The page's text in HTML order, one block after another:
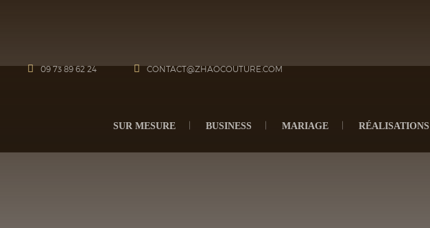
09 73 89 62 24 CONTACT@ZHAOCOUTURE.COM
SUR MESURE BUSINESS MARIAGE RÉALISATIONS